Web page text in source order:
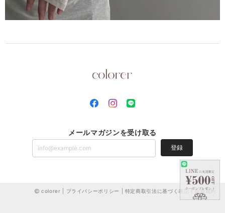
メールマガジンを受け取る
登録
colorer | プライバシーポリシー 特定商取引法に基づく表記|会員規約